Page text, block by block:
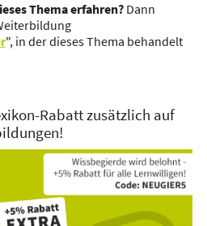
Thema erfahren?Dann
", in der dieses Thema behandelt
Rabatt zusätzlich auf